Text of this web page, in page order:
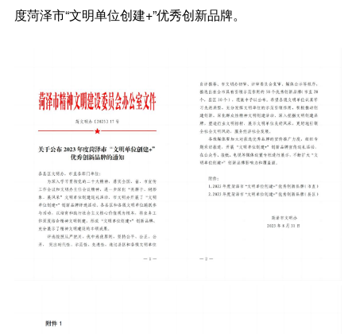
度菏泽市“文明单位创建+”优秀创新品牌。